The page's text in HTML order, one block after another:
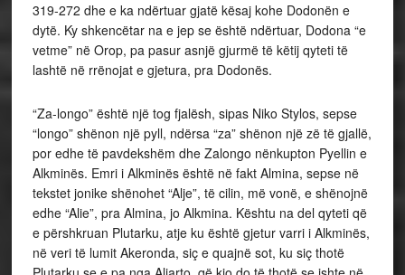
319-272 dhe e ka ndërtuar gjatë kësaj kohe Dodonën e
dytë. Ky shkencëtar na e jep se është ndërtuar, Dodona “e
vetme” në Orop, pa pasur asnjë gjurmë të këtij qyteti të
lashtë në rrënojat e gjetura, pra Dodonës.
“Za-longo” është një tog fjalësh, sipas Niko Stylos, sepse
“longo” shënon një pyll, ndërsa “za” shënon një zë të gjallë,
por edhe të pavdekshëm dhe Zalongo nënkupton Pyellin e
Alkminës. Emri i Alkminës është në fakt Almina, sepse në
tekstet jonike shënohet “Alje”, të cilin, më vonë, e shënojnë
edhe “Alie”, pra Almina, jo Alkmina. Kështu na del qyteti që
e përshkruan Plutarku, atje ku është gjetur varri i Alkminës,
në veri të lumit Akeronda, siç e quajnë sot, ku siç thotë